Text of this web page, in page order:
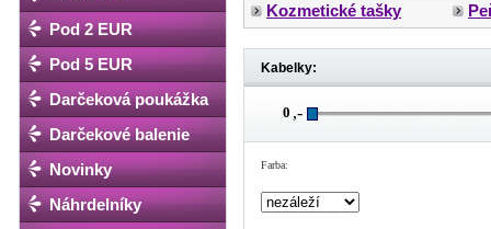
Pod 2 EUR
Pod 5 EUR
Darčeková poukážka
Darčekové balenie
Novinky
Náhrdelníky
Kozmetické tašky
Kabelky:
,-
Farba: